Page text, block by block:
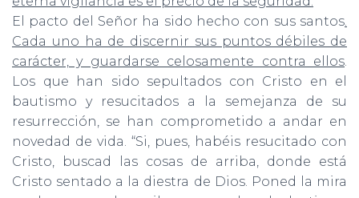
El pacto del Señor ha sido hecho con sus santos.
Cada uno ha de discernir sus puntos débiles de
carácter, y guardarse celosamente contra ellos.
Los que han sido sepultados con Cristo en el
bautismo y resucitados a la semejanza de su
resurrección, se han comprometido a andar en
novedad de vida. “Si, pues, habéis resucitado con
Cristo, buscad las cosas de arriba, donde está
Cristo sentado a la diestra de Dios. Poned la mira